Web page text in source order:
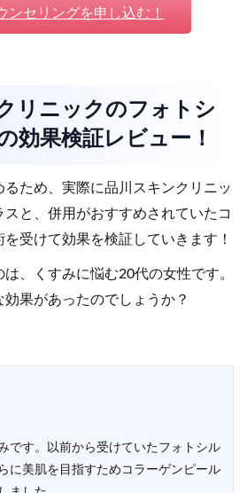
ンセリングを申し込む！
リニックのフォトシ
効果検証レビュー！
るため、実際に品川スキンクリニッ
と、併用がおすすめされていたコ
受けて効果を検証していきます！
、くすみに悩む20代の女性です。
果があったのでしょうか？
です。以前から受けていたフォトシル
に美肌を目指すためコラーゲンピール